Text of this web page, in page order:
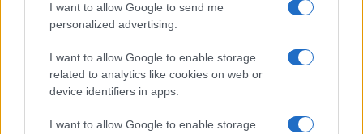
I want to allow Google to send me
personalized advertising.
I want to allow Google to enable storage
related to analytics like cookies on web or
device identifiers in apps.
I want to allow Google to enable storage